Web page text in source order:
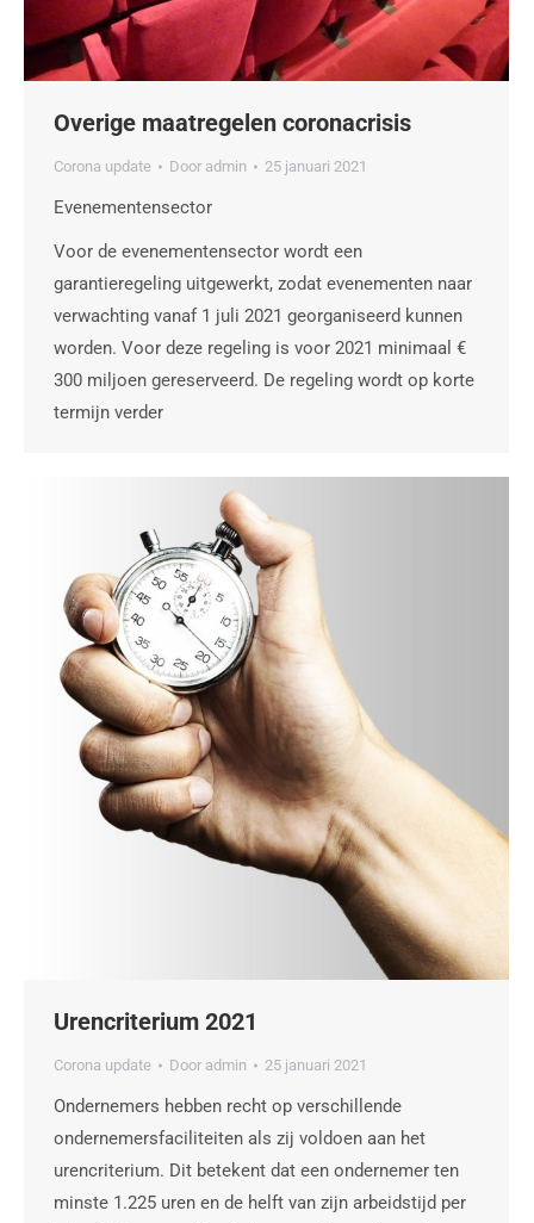
Overige maatregelen coronacrisis
Corona update Door admin 25 januari 2021
Evenementensector
Voor de evenementensector wordt een
garantieregeling uitgewerkt, zodat evenementen naar
verwachting vanaf 1 juli 2021 georganiseerd kunnen
worden. Voor deze regeling is voor 2021 minimaal €
300 miljoen gereserveerd. De regeling wordt op korte
termijn verder
Urencriterium 2021
Corona update Door admin 25 januari 2021
Ondernemers hebben recht op verschillende
ondernemersfaciliteiten als zij voldoen aan het
urencriterium. Dit betekent dat een ondernemer ten
minste 1.225 uren en de helft van zijn arbeidstijd per